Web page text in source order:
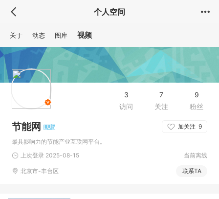
个人空间
9
粉丝
7
关注
3
访问
节能网 加关注 9
最具影响力的节能产业互联网平台。
上次登录 2025-08-15
当前离线
北京市-丰台区 联系TA
关于 动态 图库 视频